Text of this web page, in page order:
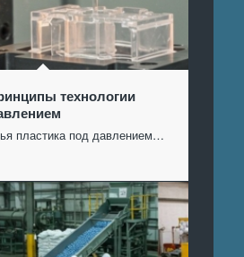
технологии
пластика под давлением…